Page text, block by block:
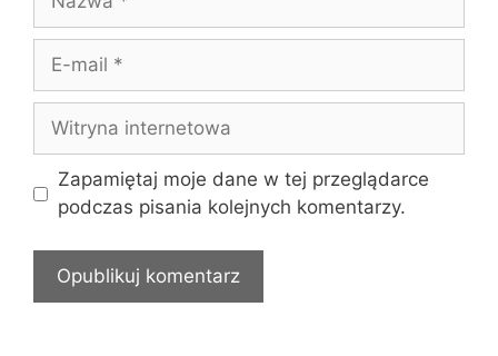
Witryna
internetowa
Zapamiętaj moje dane w tej przeglądarce
podczas pisania kolejnych komentarzy.